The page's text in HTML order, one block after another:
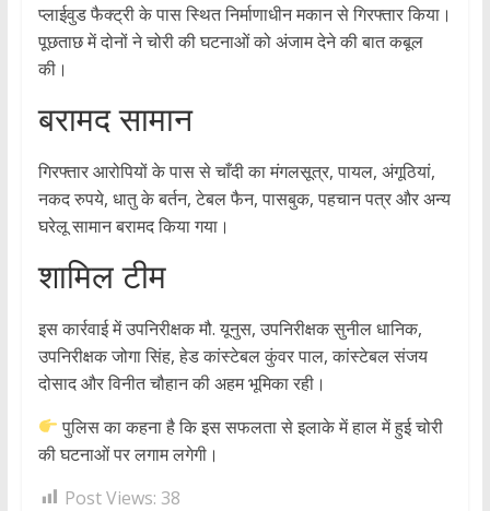
प्लाईवुड फैक्ट्री के पास स्थित निर्माणाधीन मकान से गिरफ्तार किया।
पूछताछ में दोनों ने चोरी की घटनाओं को अंजाम देने की बात कबूल
की।
बरामद सामान
गिरफ्तार आरोपियों के पास से चाँदी का मंगलसूत्र, पायल, अंगूठियां,
नकद रुपये, धातु के बर्तन, टेबल फैन, पासबुक, पहचान पत्र और अन्य
घरेलू सामान बरामद किया गया।
शामिल टीम
इस कार्रवाई में उपनिरीक्षक मौ. यूनुस, उपनिरीक्षक सुनील धानिक,
उपनिरीक्षक जोगा सिंह, हेड कांस्टेबल कुंवर पाल, कांस्टेबल संजय
दोसाद और विनीत चौहान की अहम भूमिका रही।
पुलिस का कहना है कि इस सफलता से इलाके में हाल में हुई चोरी
की घटनाओं पर लगाम लगेगी।
Post Views: 38